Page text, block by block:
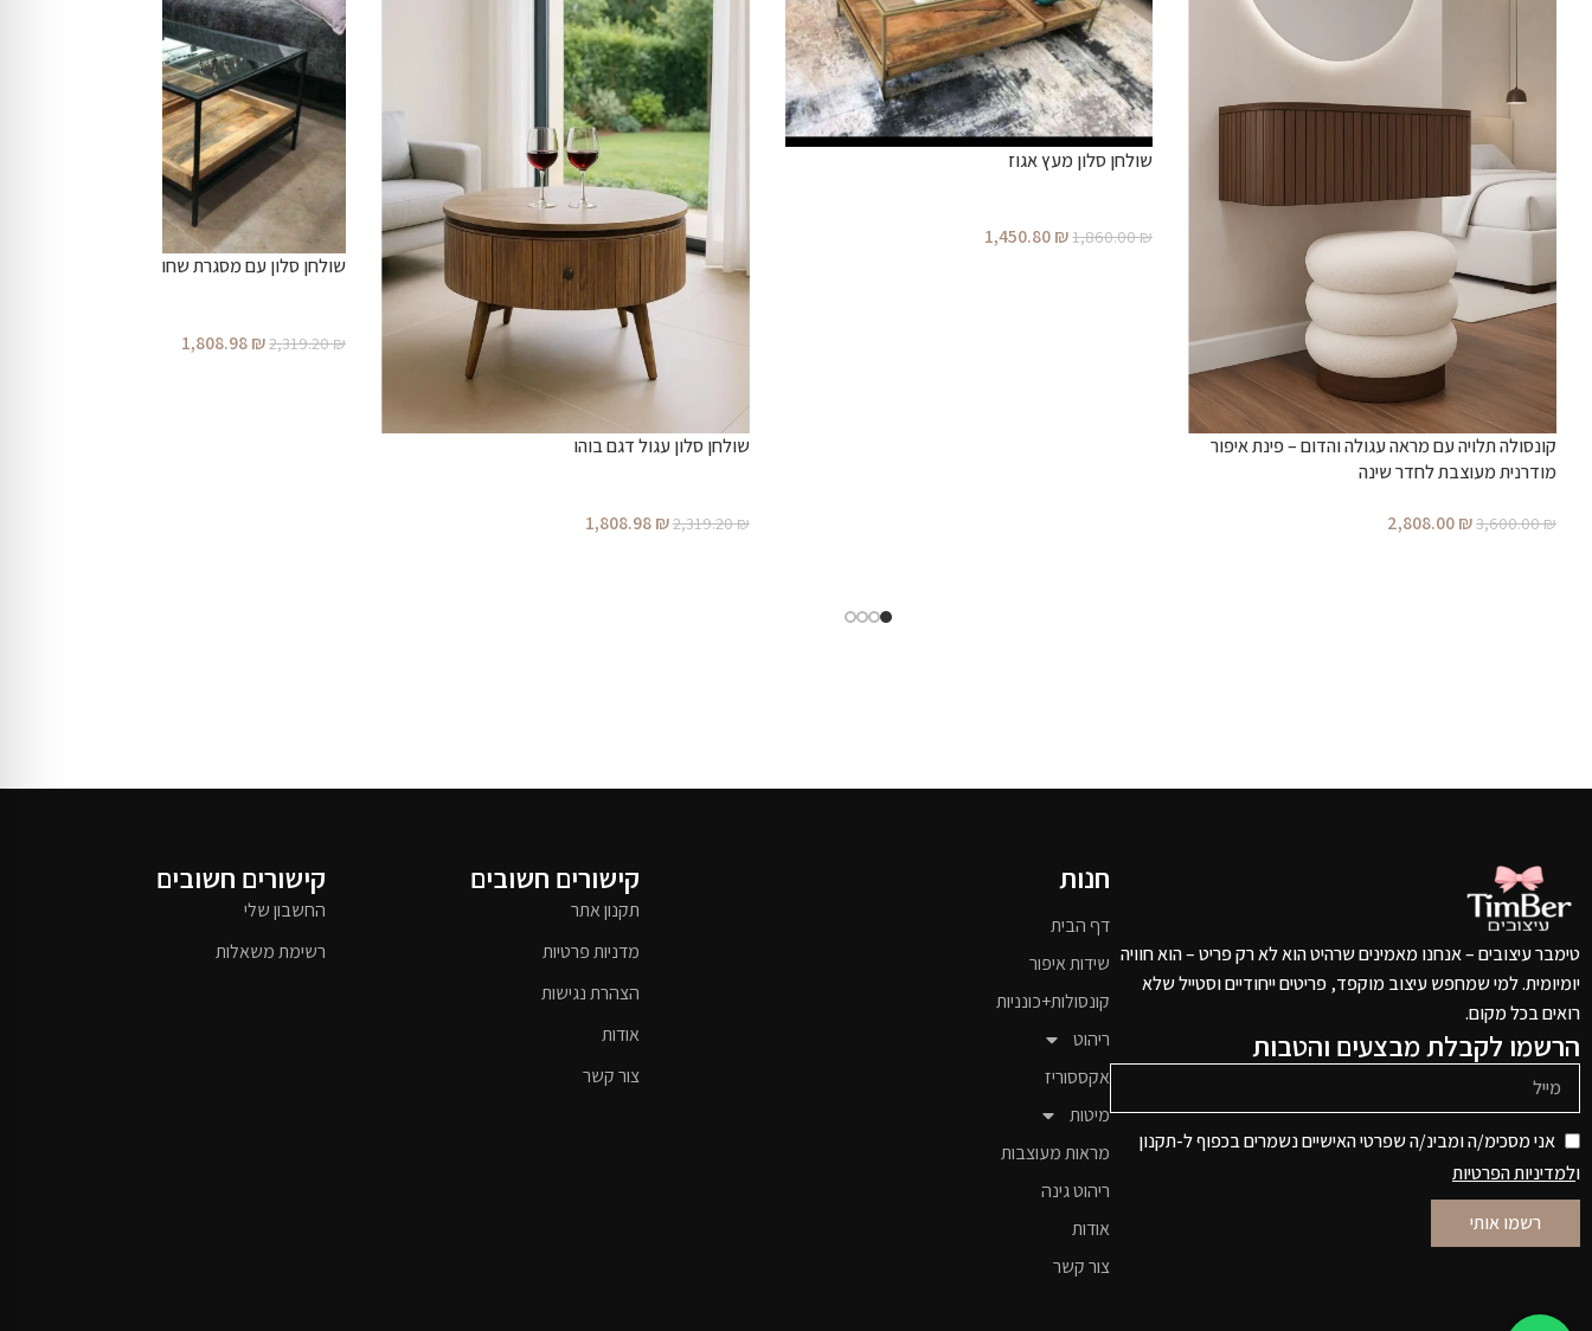
קונסולה תלויה עם מראה עגולה והדום – פינת איפור
מודרנית מעוצבת לחדר שינה
3,600.00₪
2,808.00₪
שולחן סלון מעץ אגוז
1,860.00₪
1,450.80₪
שולחן סלון עגול דגם בוהו
2,319.20₪
1,808.98₪
שולחן סלון עם מסגרת שחורה
2,319.20₪
1,808.98₪
טימבר עיצובים – אנחנו מאמינים שרהיט הוא לא רק פריט – הוא חוויה
יומיומית. למי שמחפש עיצוב מוקפד, פריטים ייחודיים וסטייל שלא
רואים בכל מקום.
הרשמו לקבלת מבצעים והטבות
אני מסכימ/ה ומבינ/ה שפרטי האישיים נשמרים בכפוף ל-תקנון
ולמדיניות הפרטיות
רשמו אותי
חנות
דף הבית
שידות איפור
קונסולות+כונניות
ריהוט
אקססוריז
מיטות
מראות מעוצבות
ריהוט גינה
אודות
צור קשר
קישורים חשובים
תקנון אתר
מדניות פרטיות
הצהרת נגישות
אודות
צור קשר
קישורים חשובים
החשבון שלי
רשימת משאלות